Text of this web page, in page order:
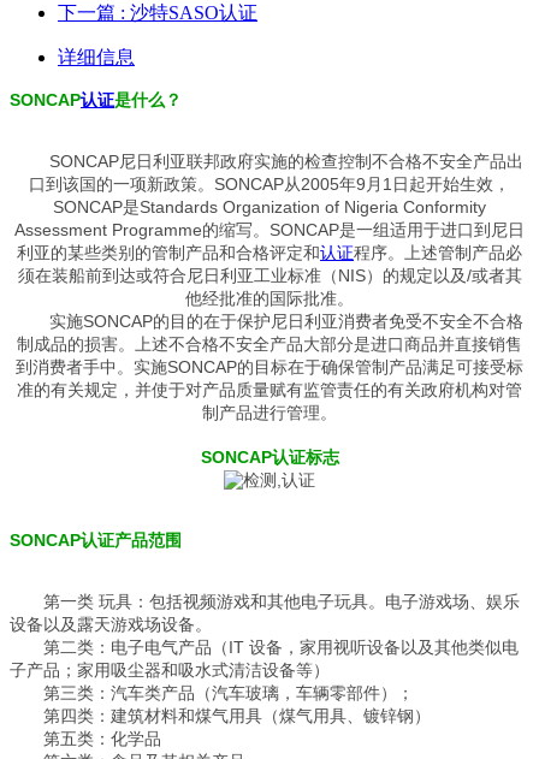
下一篇 : 沙特SASO认证
详细信息
SONCAP认证是什么？
SONCAP尼日利亚联邦政府实施的检查控制不合格不安全产品出
口到该国的一项新政策。SONCAP从2005年9月1日起开始生效，
SONCAP是Standards Organization of Nigeria Conformity
Assessment Programme的缩写。SONCAP是一组适用于进口到尼日
利亚的某些类别的管制产品和合格评定和认证程序。上述管制产品必
须在装船前到达或符合尼日利亚工业标准（NIS）的规定以及/或者其
他经批准的国际批准。
实施SONCAP的目的在于保护尼日利亚消费者免受不安全不合格
制成品的损害。上述不合格不安全产品大部分是进口商品并直接销售
到消费者手中。实施SONCAP的目标在于确保管制产品满足可接受标
准的有关规定，并使于对产品质量赋有监管责任的有关政府机构对管
制产品进行管理。
SONCAP认证标志
SONCAP认证产品范围
第一类 玩具：包括视频游戏和其他电子玩具。电子游戏场、娱乐
设备以及露天游戏场设备。
第二类：电子电气产品（IT 设备，家用视听设备以及其他类似电
子产品；家用吸尘器和吸水式清洁设备等）
第三类：汽车类产品（汽车玻璃，车辆零部件）；
第四类：建筑材料和煤气用具（煤气用具、镀锌钢）
第五类：化学品